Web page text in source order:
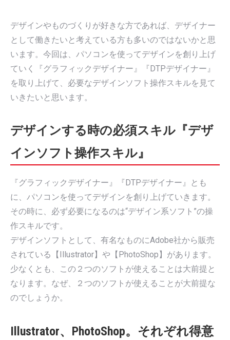
デザインやものづくりが好きな方であれば、デザイナー
として働きたいと考えている方も多いのではないかと思
います。今回は、パソコンを使ってデザインを創り上げ
ていく『グラフィックデザイナー』『DTPデザイナー』
を取り上げて、必要なデザインソフト操作スキルを見て
いきたいと思います。
デザインする時の必須スキル『デザ
インソフト操作スキル』
『グラフィックデザイナー』『DTPデザイナー』とも
に、パソコンを使ってデザインを創り上げていきます。
その時に、必ず必要になるのは“デザイン系ソフト”の操
作スキルです。
デザインソフトとして、有名なものにAdobe社から販売
されている【Illustrator】や【PhotoShop】があります。
少なくとも、この２つのソフトが使えることは大前提と
なります。なぜ、２つのソフトが使えることが大前提な
のでしょうか。
Illustrator、PhotoShop。それぞれ得意